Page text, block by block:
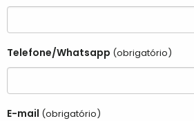
Telefone/Whatsapp (obrigatório)
E-mail (obrigatório)